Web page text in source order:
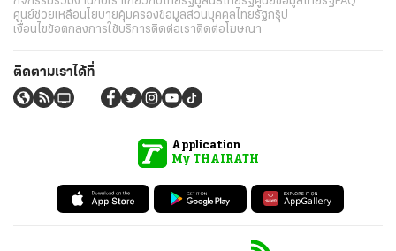
ศูนย์ช่วยเหลือนโยบายคุ้มครองข้อมูลส่วนบุคคลไทยรัฐกรุ๊ป
เงื่อนไขข้อตกลงการใช้บริการติดต่อเราติดต่อโฆษณา
ติดตามเราได้ที่
Application
My THAIRATH